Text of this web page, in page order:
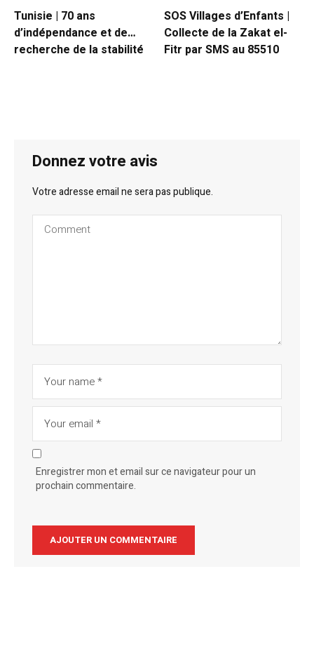
Tunisie | 70 ans
d’indépendance et de…
recherche de la stabilité
SOS Villages d’Enfants |
Collecte de la Zakat el-
Fitr par SMS au 85510
Donnez votre avis
Votre adresse email ne sera pas publique.
Enregistrer mon et email sur ce navigateur pour un
prochain commentaire.